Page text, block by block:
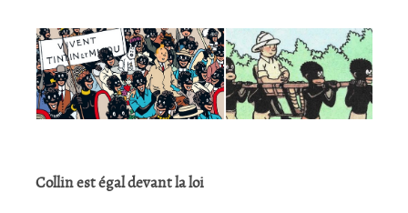
Collin est égal devant la loi